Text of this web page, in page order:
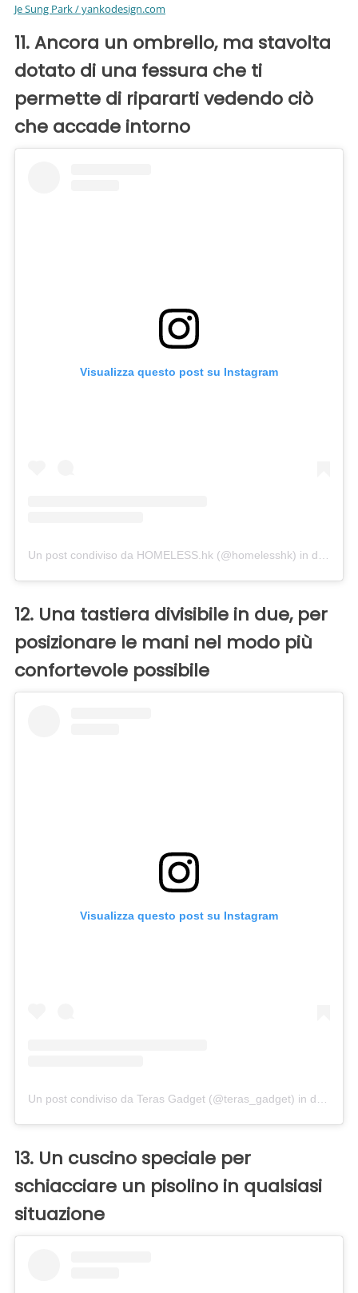
Je Sung Park / yankodesign.com
11. Ancora un ombrello, ma stavolta
dotato di una fessura che ti
permette di ripararti vedendo ciò
che accade intorno
Visualizza questo post su Instagram
Un post condiviso da HOMELESS.hk (@homelesshk) in data:
12. Una tastiera divisibile in due, per
posizionare le mani nel modo più
confortevole possibile
Visualizza questo post su Instagram
Un post condiviso da Teras Gadget (@teras_gadget) in data:
13. Un cuscino speciale per
schiacciare un pisolino in qualsiasi
situazione